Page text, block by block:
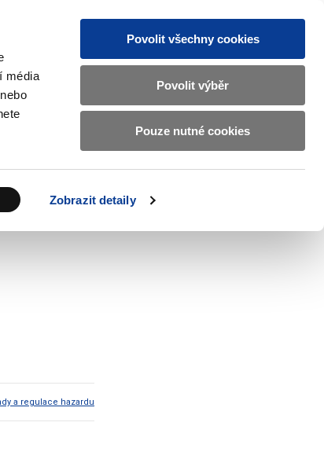
média
Zobrazit detaily
Povolit všechny cookies
Povolit výběr
Pouze nutné cookies
CZ EN
Základní
informace
o
Ministerstvu
financí
submenu
EU
submenu
a regulace hazardu